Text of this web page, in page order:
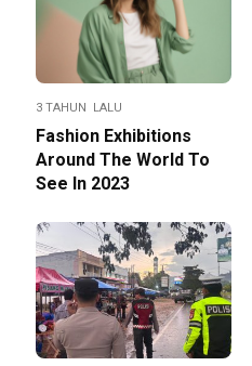
3 TAHUN LALU
Fashion Exhibitions
Around The World To
See In 2023